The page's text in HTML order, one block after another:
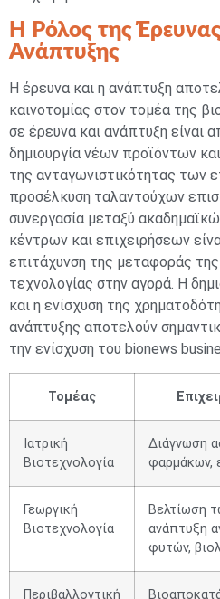
Η Ρόλος της
Ανάπτυξης
Η έρευνα και η ανάπτυξη
καινοτομίας στον τομέα της
σε έρευνα και ανάπτυξη είναι
δημιουργία νέων προϊόντων
της ανταγωνιστικότητας των
προσέλκυση ταλαντούχων
συνεργασία μεταξύ
κέντρων και επιχειρήσεων
επιτάχυνση της μεταφοράς
τεχνολογίας στην αγορά. Η
και η ενίσχυση της
ανάπτυξης αποτελούν
την ενίσχυση του bionews
Τομέας
Ιατρική
Βιοτεχνολογία
Διάγνωση
φαρμάκων,
Γεωργική
Βιοτεχνολογία
Βελτίωση
ανάπτυξη
φυτών,
Περιβαλλοντική